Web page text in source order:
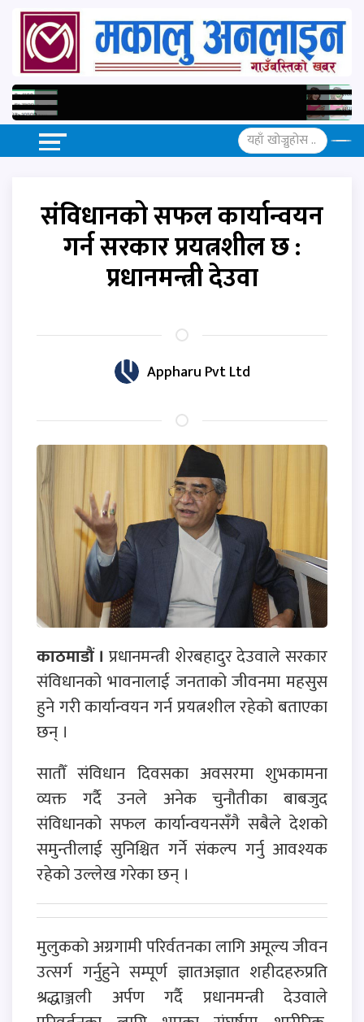
संविधानको सफल कार्यान्वयन
गर्न सरकार प्रयत्नशील छ :
प्रधानमन्त्री देउवा
Appharu Pvt Ltd
काठमाडौं । प्रधानमन्त्री शेरबहादुर देउवाले सरकार
संविधानको भावनालाई जनताको जीवनमा महसुस
हुने गरी कार्यान्वयन गर्न प्रयत्नशील रहेको बताएका
छन् ।
सातौँ संविधान दिवसका अवसरमा शुभकामना
व्यक्त गर्दै उनले अनेक चुनौतीका बाबजुद
संविधानको सफल कार्यान्वयनसँगै सबैले देशको
समुन्तीलाई सुनिश्चित गर्ने संकल्प गर्नु आवश्यक
रहेको उल्लेख गरेका छन् ।
मुलुकको अग्रगामी परिर्वतनका लागि अमूल्य जीवन
उत्सर्ग गर्नुहुने सम्पूर्ण ज्ञातअज्ञात शहीदहरुप्रति
श्रद्धाञ्जली अर्पण गर्दै प्रधानमन्त्री देउवाले